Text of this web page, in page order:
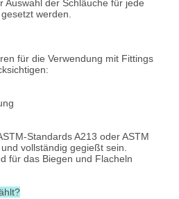
Auswahl der Schläuche für jede
werden.
für die Verwendung mit Fittings
Standards A213 oder ASTM
vollständig gegießt sein.
für das Biegen und Flacheln